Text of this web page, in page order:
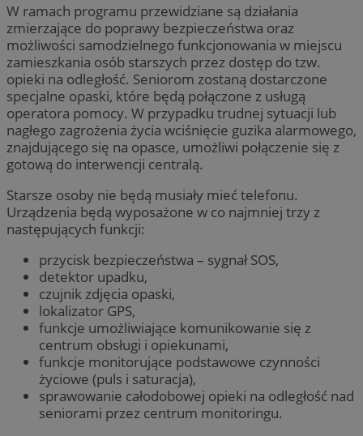
W ramach programu przewidziane są działania
zmierzające do poprawy bezpieczeństwa oraz
możliwości samodzielnego funkcjonowania w miejscu
zamieszkania osób starszych przez dostęp do tzw.
opieki na odległość. Seniorom zostaną dostarczone
specjalne opaski, które będą połączone z usługą
operatora pomocy. W przypadku trudnej sytuacji lub
nagłego zagrożenia życia wciśnięcie guzika alarmowego,
znajdującego się na opasce, umożliwi połączenie się z
gotową do interwencji centralą.
Starsze osoby nie będą musiały mieć telefonu.
Urządzenia będą wyposażone w co najmniej trzy z
następujących funkcji:
przycisk bezpieczeństwa – sygnał SOS,
detektor upadku,
czujnik zdjęcia opaski,
lokalizator GPS,
funkcje umożliwiające komunikowanie się z
centrum obsługi i opiekunami,
funkcje monitorujące podstawowe czynności
życiowe (puls i saturacja),
sprawowanie całodobowej opieki na odległość nad
seniorami przez centrum monitoringu.